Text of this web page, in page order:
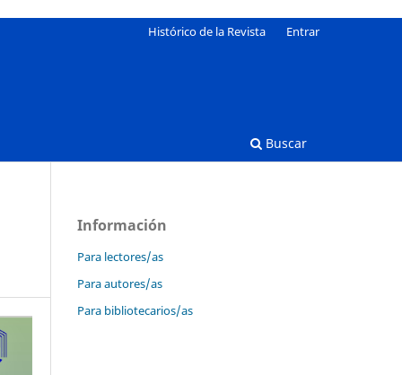
Buscar
Histórico de la Revista Entrar
Información
Para lectores/as
Para autores/as
Para bibliotecarios/as